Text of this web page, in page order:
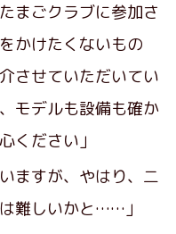
まごクラブに参加さ
かけたくないもの
させていただいてい
モデルも設備も確か
ください」
ますが、やはり、二
難しいかと……」